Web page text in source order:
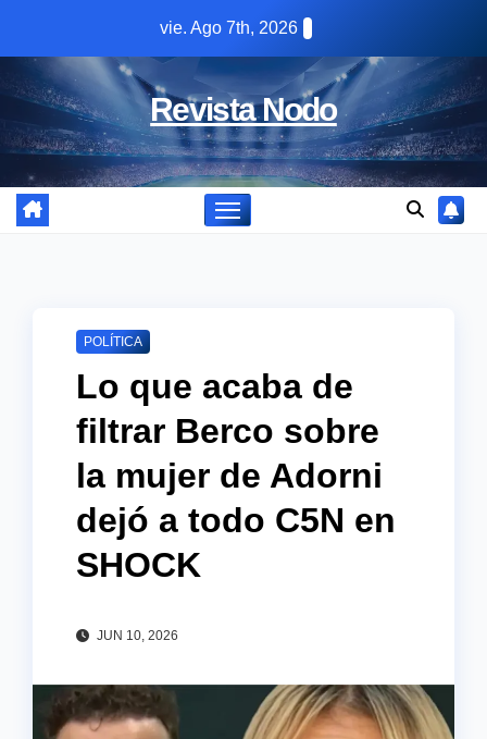
content
vie. Ago 7th, 2026
Revista Nodo
POLÍTICA
Lo que acaba de
filtrar Berco sobre
la mujer de Adorni
dejó a todo C5N en
SHOCK
JUN 10, 2026